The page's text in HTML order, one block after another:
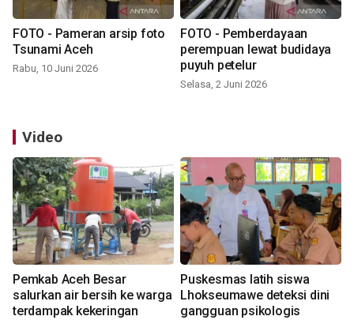
FOTO - Pameran arsip foto
Tsunami Aceh
Rabu, 10 Juni 2026
FOTO - Pemberdayaan
perempuan lewat budidaya
puyuh petelur
Selasa, 2 Juni 2026
Video
Pemkab Aceh Besar
salurkan air bersih ke warga
terdampak kekeringan
Puskesmas latih siswa
Lhokseumawe deteksi dini
gangguan psikologis